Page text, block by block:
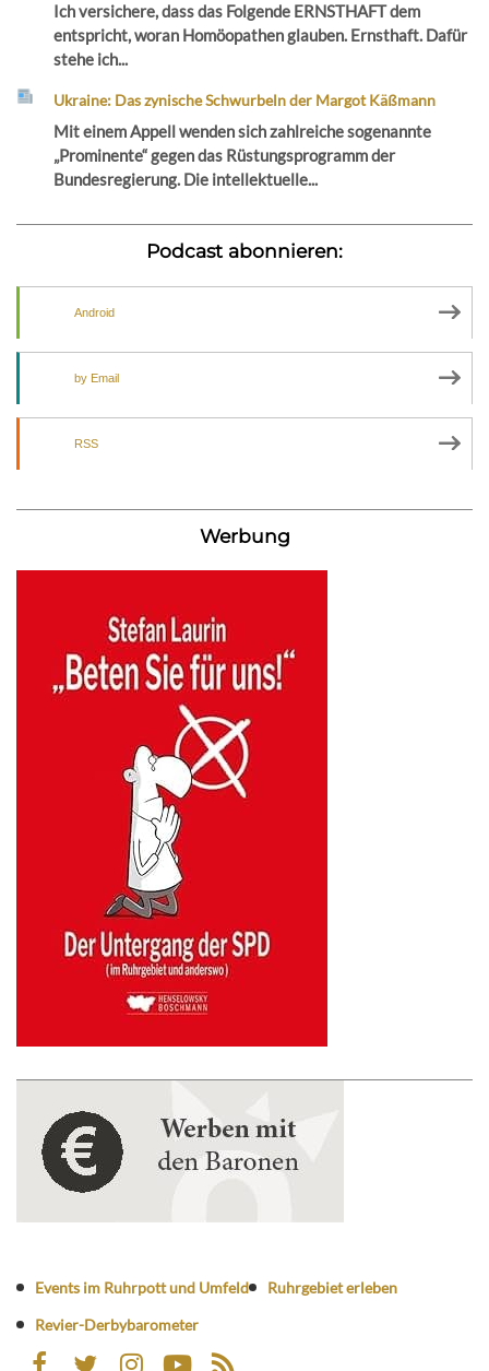
Ich versichere, dass das Folgende ERNSTHAFT dem
entspricht, woran Homöopathen glauben. Ernsthaft. Dafür
stehe ich...
Ukraine: Das zynische Schwurbeln der Margot Käßmann
Mit einem Appell wenden sich zahlreiche sogenannte
„Prominente“ gegen das Rüstungsprogramm der
Bundesregierung. Die intellektuelle...
Podcast abonnieren:
Android
by Email
RSS
Werbung
Events im Ruhrpott und Umfeld
Ruhrgebiet erleben
Revier-Derbybarometer